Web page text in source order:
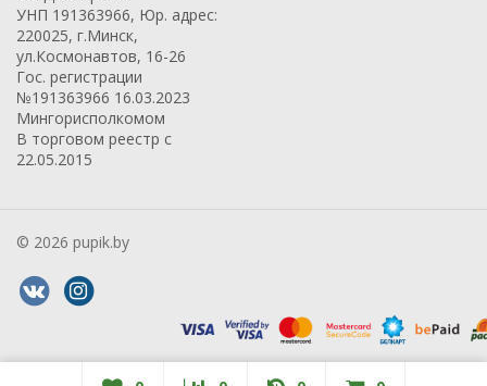
УНП 191363966, Юр. адрес:
220025, г.Минск,
ул.Космонавтов, 16-26
Гос. регистрации
№191363966 16.03.2023
Мингорисполкомом
В торговом реестр с
22.05.2015
© 2026 pupik.by